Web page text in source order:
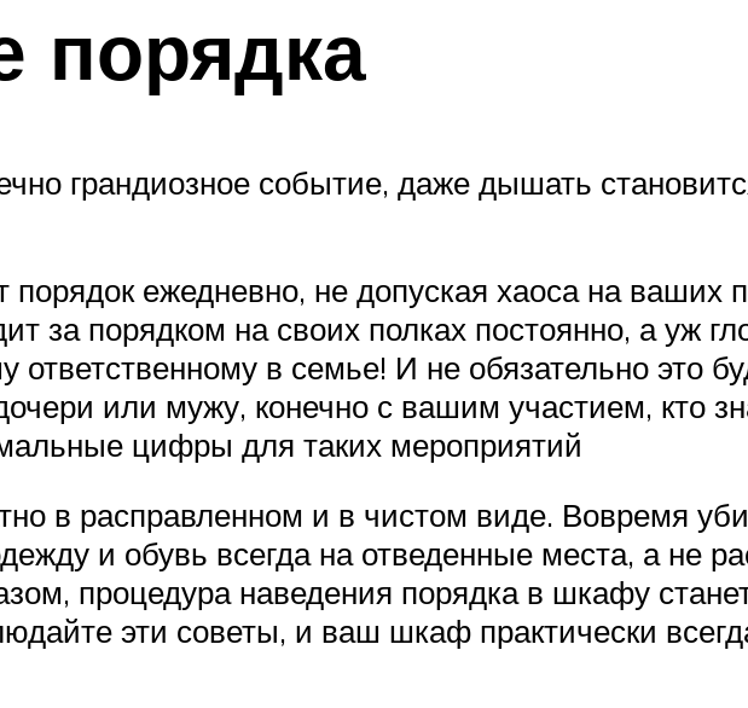
порядка
грандиозное событие, даже дышать
порядок ежедневно, не допуская хаоса на ваших
за порядком на своих полках постоянно, а уж
в семье! И не обязательно это
или мужу, конечно с вашим участием, кто
цифры для таких мероприятий
в расправленном и в чистом виде. Вовремя
и обувь всегда на отведенные места, а не
процедура наведения порядка в шкафу
эти советы, и ваш шкаф практически